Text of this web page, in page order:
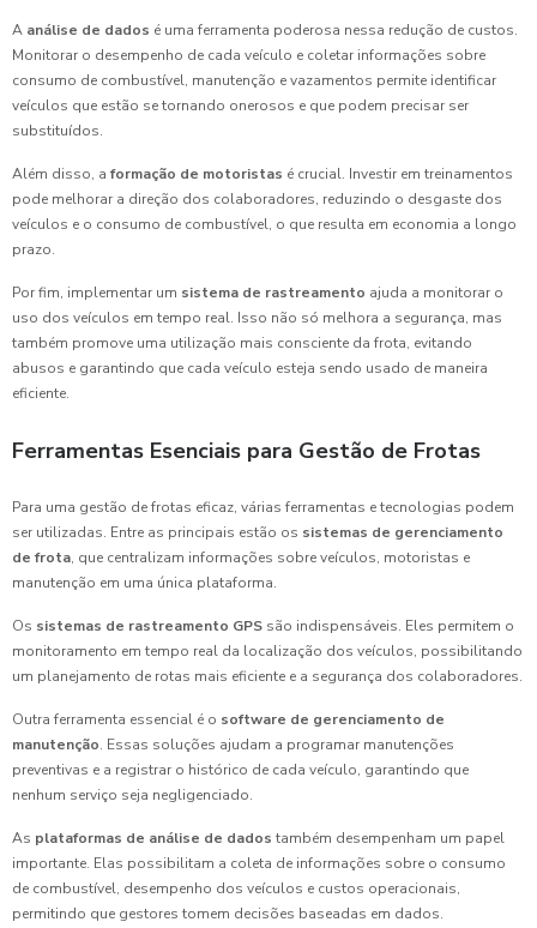
A análise de dados é uma ferramenta poderosa nessa redução de custos.
Monitorar o desempenho de cada veículo e coletar informações sobre
consumo de combustível, manutenção e vazamentos permite identificar
veículos que estão se tornando onerosos e que podem precisar ser
substituídos.
Além disso, a formação de motoristas é crucial. Investir em treinamentos
pode melhorar a direção dos colaboradores, reduzindo o desgaste dos
veículos e o consumo de combustível, o que resulta em economia a longo
prazo.
Por fim, implementar um sistema de rastreamento ajuda a monitorar o
uso dos veículos em tempo real. Isso não só melhora a segurança, mas
também promove uma utilização mais consciente da frota, evitando
abusos e garantindo que cada veículo esteja sendo usado de maneira
eficiente.
Ferramentas Esenciais para Gestão de Frotas
Para uma gestão de frotas eficaz, várias ferramentas e tecnologias podem
ser utilizadas. Entre as principais estão os sistemas de gerenciamento
de frota, que centralizam informações sobre veículos, motoristas e
manutenção em uma única plataforma.
Os sistemas de rastreamento GPS são indispensáveis. Eles permitem o
monitoramento em tempo real da localização dos veículos, possibilitando
um planejamento de rotas mais eficiente e a segurança dos colaboradores.
Outra ferramenta essencial é o software de gerenciamento de
manutenção. Essas soluções ajudam a programar manutenções
preventivas e a registrar o histórico de cada veículo, garantindo que
nenhum serviço seja negligenciado.
As plataformas de análise de dados também desempenham um papel
importante. Elas possibilitam a coleta de informações sobre o consumo
de combustível, desempenho dos veículos e custos operacionais,
permitindo que gestores tomem decisões baseadas em dados.